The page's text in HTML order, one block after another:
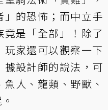
的恐怖；而中立手
是「全部」！除了
家還可以觀察一下
設計師的說法，可
人、龍類、野獸、